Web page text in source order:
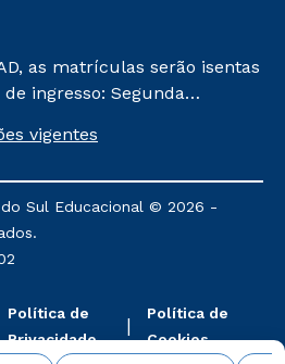
as matrículas serão isentas
ingresso: Segunda
de matrícula será de R$
aos cursos: Ensino
a Docência e Metodologia
Atuais.
vigentes
Sul Educacional © 2026 -
Política de
Privacidade
Política de
Cookies